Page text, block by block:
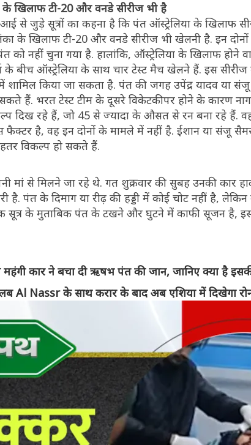
के खिलाफ टी-20 और वनडे सीरीज भी है
से जुड़े सूत्रों का कहना है कि पंत ऑस्ट्रेलिया के खिलाफ
के खिलाफ टी-20 और वनडे सीरीज भी खेलनी है. इन
को नहीं चुना गया है. हालांकि, ऑस्ट्रेलिया के खिलाफ होने
के बीच ऑस्ट्रेलिया के साथ चार टेस्ट मैच खेलने हैं. इस
किया जा सकता है. पंत की जगह उपेंद्र यादव या
हैं. भरत टेस्ट टीम के दूसरे विकेटकीपर होने के कारण
दिख रहे हैं, जो 45 से ज्यादा के औसत से रन बना रहे हैं.
है, वह इन दोनों के मामले में नहीं है. ईशान या संजू
विकल्प हो सकते हैं.
से मिलने जा रहे थे. गत शुक्रवार की सुबह उनकी कार
है. पंत के दिमाग या रीढ़ की हड्डी में कोई चोट नहीं है,
सूत्र के मुताबिक पंत के टखने और घुटने में काफी सूजन है,
कार ने बचा दी ऋषभ पंत की जान, जानिए क्या है
Nassr के साथ करार के बाद अब एशिया में दिखेगा